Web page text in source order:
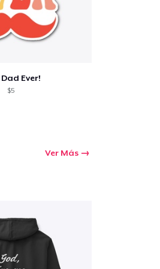
Ever!
$5
Ver Más